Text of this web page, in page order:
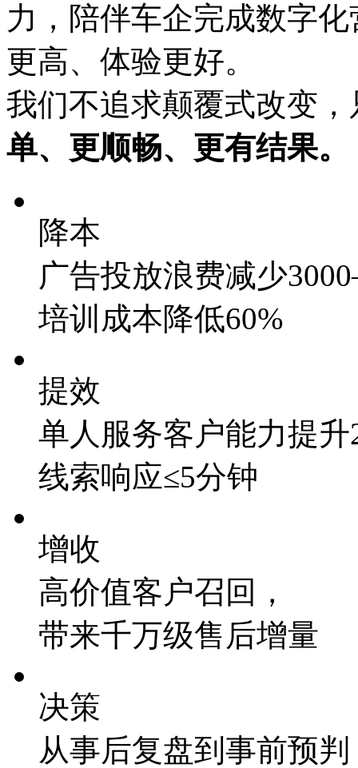
力，陪伴车企完成数字化
更高、体验更好。
我们不追求颠覆式改变
单、更顺畅、更有结果。
降本
广告投放浪费减少
培训成本降低60%
提效
单人服务客户能力提升
线索响应≤5分钟
增收
高价值客户召回，
带来千万级售后增量
决策
从事后复盘到事前预判